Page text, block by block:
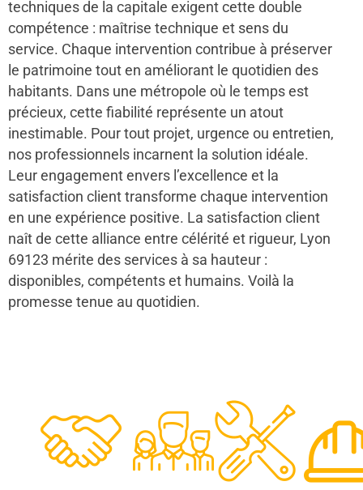
techniques de la capitale exigent cette double
compétence : maîtrise technique et sens du
service. Chaque intervention contribue à préserver
le patrimoine tout en améliorant le quotidien des
habitants. Dans une métropole où le temps est
précieux, cette fiabilité représente un atout
inestimable. Pour tout projet, urgence ou entretien,
nos professionnels incarnent la solution idéale.
Leur engagement envers l’excellence et la
satisfaction client transforme chaque intervention
en une expérience positive. La satisfaction client
naît de cette alliance entre célérité et rigueur, Lyon
69123 mérite des services à sa hauteur :
disponibles, compétents et humains. Voilà la
promesse tenue au quotidien.
48
0
50
Experts